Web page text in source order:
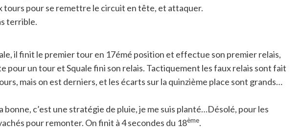
tours pour se remettre le circuit en tête, et attaquer.
terrible.
il finit le premier tour en 17émé position et effectue son premier relais,
pour un tour et Squale fini son relais. Tactiquement les faux relais sont fait
mais on est derniers, et les écarts sur la quinzième place sont grands…
bonne, c’est une stratégie de pluie, je me suis planté…Désolé, pour les
pour remonter. On finit à 4 secondes du 18ème.